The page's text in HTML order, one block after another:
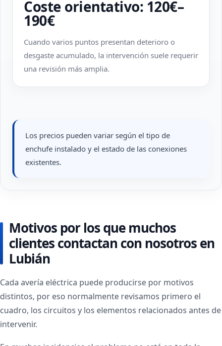
Coste orientativo: 120€–
190€
Cuando varios puntos presentan deterioro o
desgaste acumulado, la intervención suele requerir
una revisión más amplia.
Los precios pueden variar según el tipo de
enchufe instalado y el estado de las conexiones
existentes.
Motivos por los que muchos
clientes contactan con nosotros en
Lubián
Cada avería eléctrica puede producirse por motivos
distintos, por eso normalmente revisamos primero el
cuadro, los circuitos y los elementos relacionados antes de
intervenir.